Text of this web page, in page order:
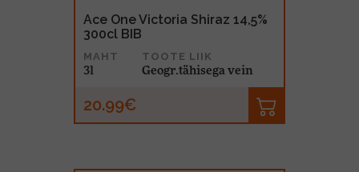
Ace One Victoria Shiraz 14,5%
300cl BIB
MAHT
3l
TOOTE LIIK
Geogr.tähisega vein
20.99€